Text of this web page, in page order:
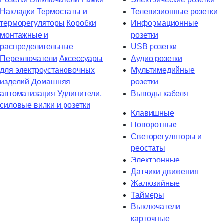
Накладки Термостаты и
терморегуляторы Коробки
монтажные и
распределительные
Переключатели Аксессуары
для электроустановочных
изделий Домашняя
автоматизация Удлинители,
силовые вилки и розетки
Телевизионные розетки
Информационные
розетки
USB розетки
Аудио розетки
Мультимедийные
розетки
Выводы кабеля
Клавишные
Поворотные
Светорегуляторы и
реостаты
Электронные
Датчики движения
Жалюзийные
Таймеры
Выключатели
карточные